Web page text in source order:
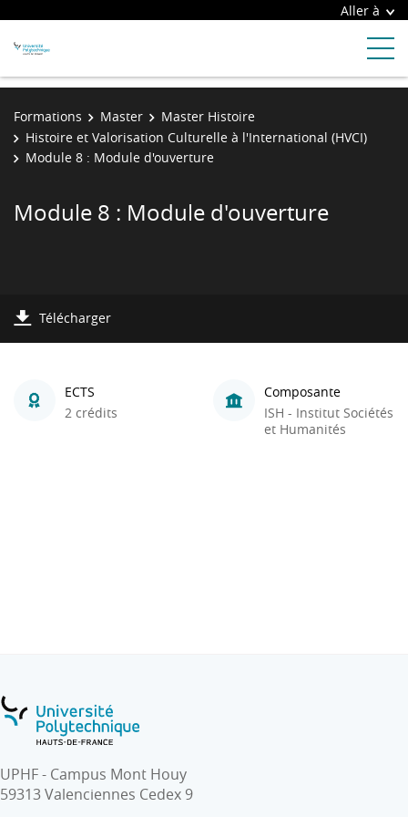
Aller à
Formations Master
Master Histoire
Histoire et Valorisation Culturelle à l'International (HVCI)
Module 8 : Module d'ouverture
Module 8 : Module d'ouverture
Télécharger
ECTS
2 crédits
Composante
ISH - Institut Sociétés
et Humanités
UPHF - Campus Mont Houy
59313 Valenciennes Cedex 9